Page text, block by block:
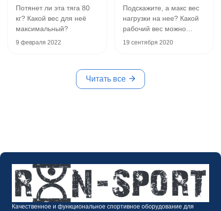
Потянет ли эта тяга 80
кг? Какой вес для неё
максимальный?
9 февраля 2022
Подскажите, а макс вес
нагрузки на нее? Какой
рабочий вес можно
делать?
19 сентября 2020
Читать все
Качественное и функциональное спортивное оборудование для